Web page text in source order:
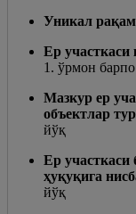
Уникал
Ер участкаси
1. ўрмон
Мазкур ер
объектлар
йўқ
Ер участкаси
ҳуқуқига
йўқ